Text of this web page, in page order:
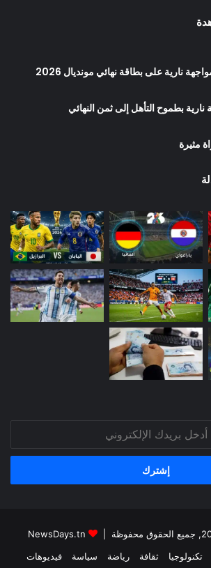
نارية على بطاقة نهائي مونديال 2026
بطموح التأهل إلى ثمن النهائي
مثيرة
تكنولوجيا ثقافة رياضة سياسة فيديوهات